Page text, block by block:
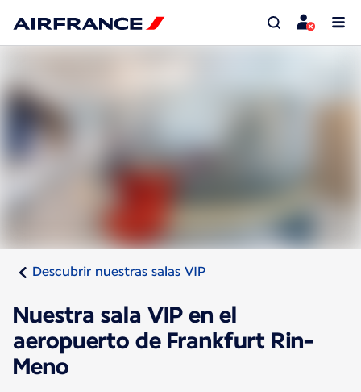
Descubrir nuestras salas VIP
Nuestra sala VIP en el
aeropuerto de Frankfurt Rin-
Meno